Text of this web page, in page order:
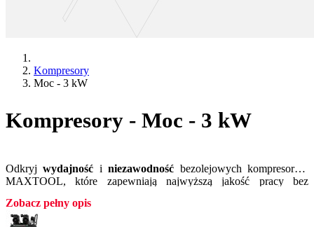
Kompresory
Moc - 3 kW
Kompresory - Moc - 3 kW
Odkryj wydajność i niezawodność bezolejowych kompresorów
MAXTOOL, które zapewniają najwyższą jakość pracy bez
olejowych. Nasza szeroka gama kompresorów bezolejowych
została zaprojektowana do różnych zastosowań – od domowych
Zobacz pełny opis